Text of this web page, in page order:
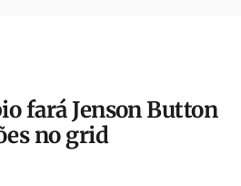
fará Jenson Button
no grid